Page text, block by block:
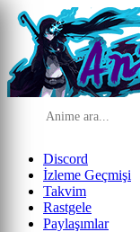
Discord
İzleme Geçmişi
Takvim
Rastgele
Paylaşımlar